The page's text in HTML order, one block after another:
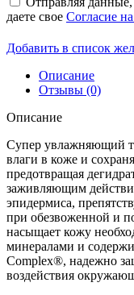
даете свое Согласие
Добавить в список
Описание
Отзывы (0)
Описание
Супер увлажняющий
влаги в коже и
предотвращая
заживляющим
эпидермиса,
при обезвоженной и
насыщает кожу
минералами и
Complex®, надежно
воздействия